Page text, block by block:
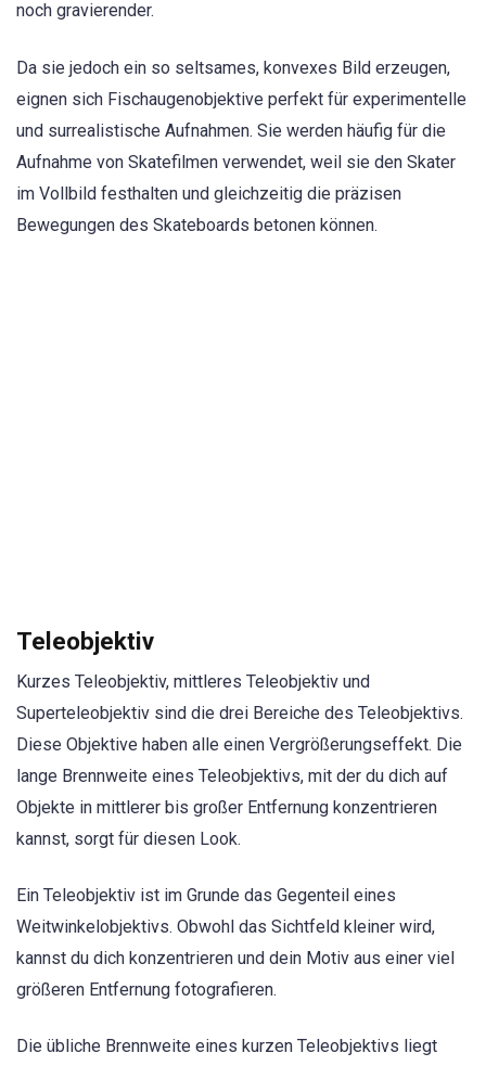
noch gravierender.
Da sie jedoch ein so seltsames, konvexes Bild erzeugen,
eignen sich Fischaugenobjektive perfekt für experimentelle
und surrealistische Aufnahmen. Sie werden häufig für die
Aufnahme von Skatefilmen verwendet, weil sie den Skater
im Vollbild festhalten und gleichzeitig die präzisen
Bewegungen des Skateboards betonen können.
Teleobjektiv
Kurzes Teleobjektiv, mittleres Teleobjektiv und
Superteleobjektiv sind die drei Bereiche des Teleobjektivs.
Diese Objektive haben alle einen Vergrößerungseffekt. Die
lange Brennweite eines Teleobjektivs, mit der du dich auf
Objekte in mittlerer bis großer Entfernung konzentrieren
kannst, sorgt für diesen Look.
Ein Teleobjektiv ist im Grunde das Gegenteil eines
Weitwinkelobjektivs. Obwohl das Sichtfeld kleiner wird,
kannst du dich konzentrieren und dein Motiv aus einer viel
größeren Entfernung fotografieren.
Die übliche Brennweite eines kurzen Teleobjektivs liegt